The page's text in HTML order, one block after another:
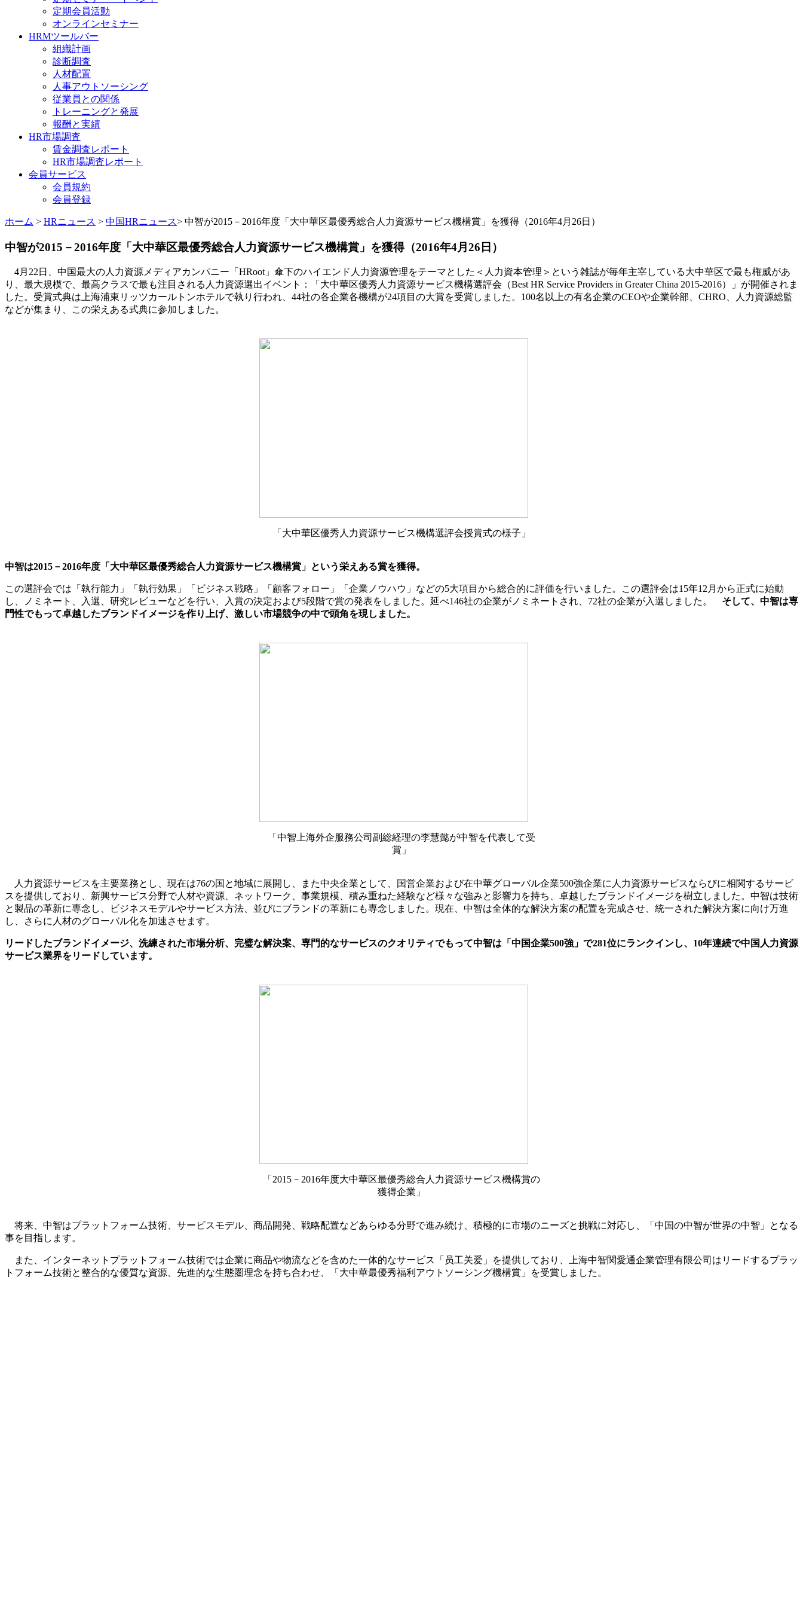
定期会員活動
オンラインセミナー
HRMツールバー
組織計画
診断調査
人材配置
人事アウトソーシング
従業員との関係
トレーニングと発展
報酬と実績
HR市場調査
賃金調査レポート
HR市場調査レポート
会員サービス
会員規約
会員登録
ホーム > HRニュース > 中国HRニュース> 中智が2015－2016年度「大中華区最優秀総合人力資源サービス機構賞」を獲得（2016年4月26日）
中智が2015－2016年度「大中華区最優秀総合人力資源サービス機構賞」を獲得（2016年4月26日）
4月22日、中国最大の人力資源メディアカンパニー「HRoot」傘下のハイエンド人力資源管理をテーマとした＜人力資本管理＞という雑誌が毎年主宰している大中華区で最も権威があ
り、最大規模で、最高クラスで最も注目される人力資源選出イベント：「大中華区優秀人力資源サービス機構選評会（Best HR Service Providers in Greater China 2015-2016）」が開催されま
した。受賞式典は上海浦東リッツカールトンホテルで執り行われ、44社の各企業各機構が24項目の大賞を受賞しました。100名以上の有名企業のCEOや企業幹部、CHRO、人力資源総監
などが集まり、この栄えある式典に参加しました。
「大中華区優秀人力資源サービス機構選評会授賞式の様子」
中智は2015－2016年度「大中華区最優秀総合人力資源サービス機構賞」という栄えある賞を獲得。
この選評会では「執行能力」「執行効果」「ビジネス戦略」「顧客フォロー」「企業ノウハウ」などの5大項目から総合的に評価を行いました。この選評会は15年12月から正式に始動
し、ノミネート、入選、研究レビューなどを行い、入賞の決定および5段階で賞の発表をしました。延べ146社の企業がノミネートされ、72社の企業が入選しました。
そして、中智は専
門性でもって卓越したブランドイメージを作り上げ、激しい市場競争の中で頭角を現しました。
「中智上海外企服務公司副総経理の李慧懿が中智を代表して受
賞」
人力資源サービスを主要業務とし、現在は76の国と地域に展開し、また中央企業として、国営企業および在中華グローバル企業500強企業に人力資源サービスならびに相関するサービ
スを提供しており、新興サービス分野で人材や資源、ネットワーク、事業規模、積み重ねた経験など様々な強みと影響力を持ち、卓越したブランドイメージを樹立しました。中智は技術
と製品の革新に専念し、ビジネスモデルやサービス方法、並びにブランドの革新にも専念しました。現在、中智は全体的な解決方案の配置を完成させ、統一された解決方案に向け万進
し、さらに人材のグローバル化を加速させます。
リードしたブランドイメージ、洗練された市場分析、完璧な解決案、専門的なサービスのクオリティでもって中智は「中国企業500強」で281位にランクインし、10年連続で中国人力資源
サービス業界をリードしています。
「2015－2016年度大中華区最優秀総合人力資源サービス機構賞の
獲得企業」
将来、中智はプラットフォーム技術、サービスモデル、商品開発、戦略配置などあらゆる分野で進み続け、積極的に市場のニーズと挑戦に対応し、「中国の中智が世界の中智」となる
事を目指します。
また、インターネットプラットフォーム技術では企業に商品や物流などを含めた一体的なサービス「员工关爱」を提供しており、上海中智関愛通企業管理有限公司はリードするプラッ
トフォーム技術と整合的な優質な資源、先進的な生態圏理念を持ち合わせ、「大中華最優秀福利アウトソーシング機構賞」を受賞しました。